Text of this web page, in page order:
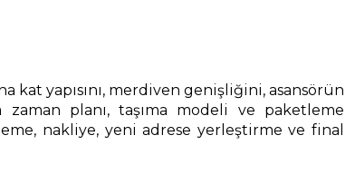
kat yapısını, merdiven genişliğini, asansörün
zaman planı, taşıma modeli ve paketleme
nakliye, yeni adrese yerleştirme ve final